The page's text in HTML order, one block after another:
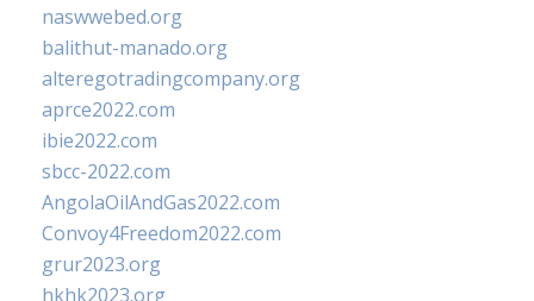
naswwebed.org
balithut-manado.org
alteregotradingcompany.org
aprce2022.com
ibie2022.com
sbcc-2022.com
AngolaOilAndGas2022.com
Convoy4Freedom2022.com
grur2023.org
hkhk2023.org